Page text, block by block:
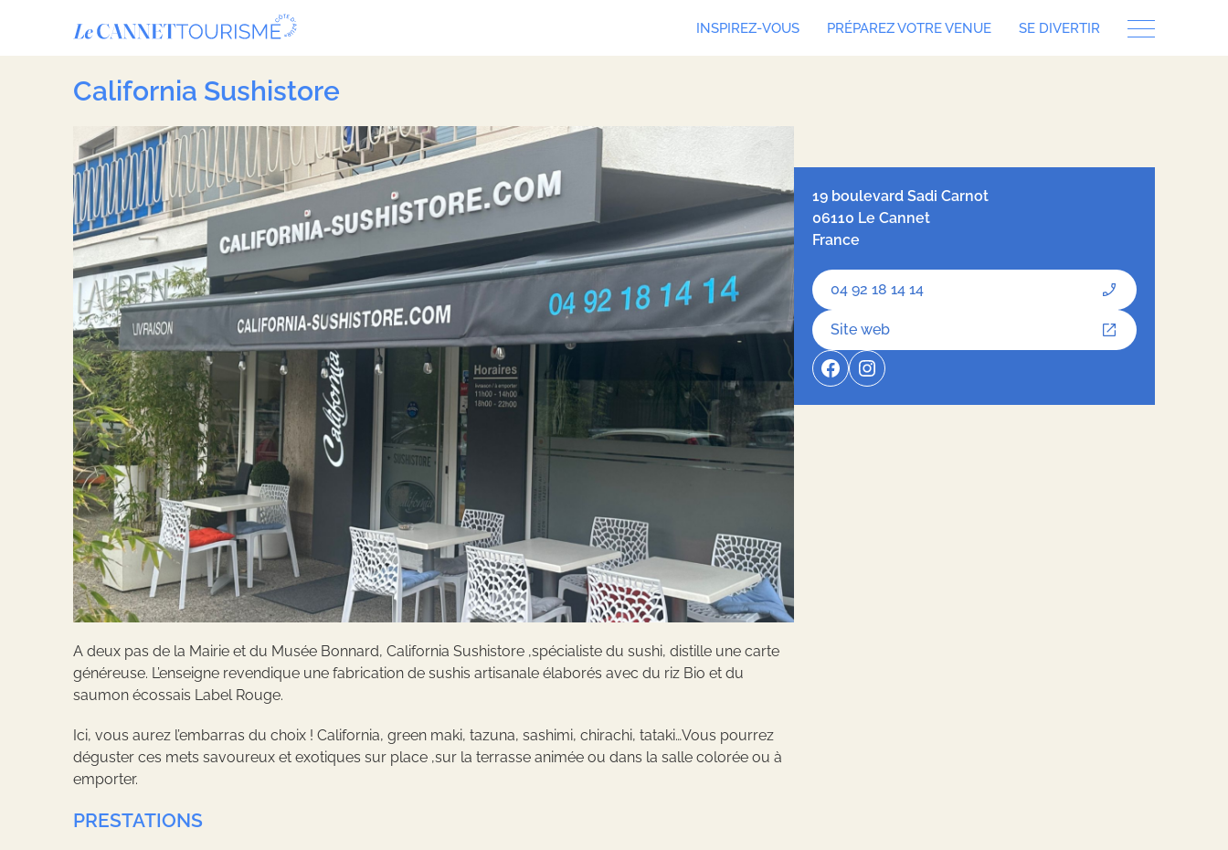
INSPIREZ-VOUS PRÉPAREZ VOTRE VENUE SE DIVERTIR
California Sushistore
A deux pas de la Mairie et du Musée Bonnard, California Sushistore ,spécialiste du sushi, distille une carte
généreuse. L’enseigne revendique une fabrication de sushis artisanale élaborés avec du riz Bio et du
saumon écossais Label Rouge.
Ici, vous aurez l’embarras du choix ! California, green maki, tazuna, sashimi, chirachi, tataki…Vous pourrez
déguster ces mets savoureux et exotiques sur place ,sur la terrasse animée ou dans la salle colorée ou à
emporter.
PRESTATIONS
19 boulevard Sadi Carnot
06110 Le Cannet
France
04 92 18 14 14
Site web